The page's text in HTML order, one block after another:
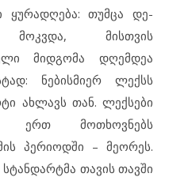
ყურადღება: თუმცა დე-
მისთვის
მიდგომა დღემდეა
ნებისმიერ ლექსს
ახლავს თან. ლექსები
ერთ მოთხოვნებს
პერიოდში – მეორეს.
თავის თავში